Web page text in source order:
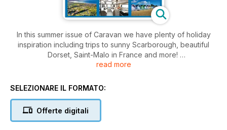
In this summer issue of Caravan we have plenty of holiday
inspiration including trips to sunny Scarborough, beautiful
Dorset, Saint-Malo in France and more!
inside the six berth Elddis Crusader Tempest and also the
read more
SELEZIONARE IL FORMATO:
Offerte digitali